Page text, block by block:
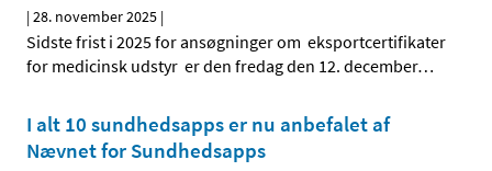
|28. november 2025 |
Sidste frist i 2025 for ansøgninger om eksportcertifikater
for medicinsk udstyr er den fredag den 12. december…
I alt 10 sundhedsapps er nu anbefalet af
Nævnet for Sundhedsapps